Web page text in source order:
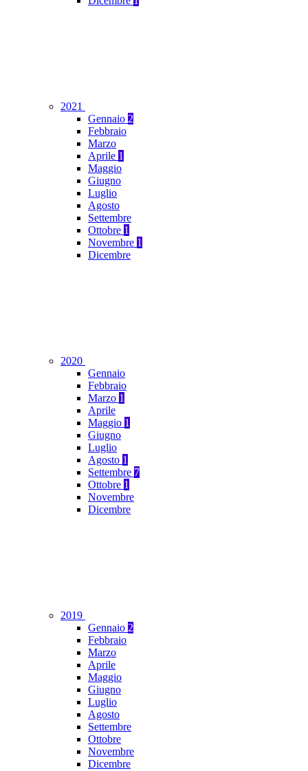
2021
Gennaio 2
Febbraio
Marzo
Aprile 1
Maggio
Giugno
Luglio
Agosto
Settembre
Ottobre 1
Novembre 1
Dicembre
2020
Gennaio
Febbraio
Marzo 1
Aprile
Maggio 1
Giugno
Luglio
Agosto 1
Settembre 7
Ottobre 1
Novembre
Dicembre
2019
Gennaio 2
Febbraio
Marzo
Aprile
Maggio
Giugno
Luglio
Agosto
Settembre
Ottobre
Novembre
Dicembre